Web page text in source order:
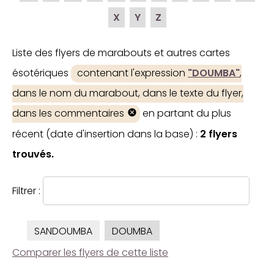
X
Y Z
Liste des flyers de marabouts et autres cartes
ésotériques
contenant l'expression "DOUMBA",
dans le nom du marabout, dans le texte du flyer,
dans les commentaires
en partant du plus
récent (date d'insertion dans la base) : 2 flyers
trouvés.
Filtrer :
SANDOUMBA
DOUMBA
Comparer les flyers de cette liste